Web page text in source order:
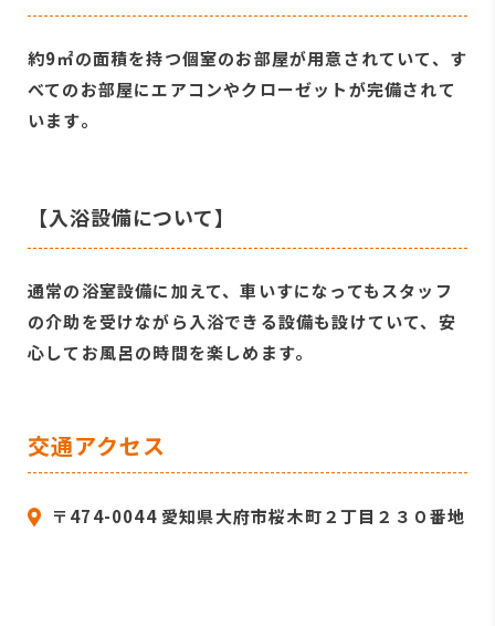
約9㎡の面積を持つ個室のお部屋が用意されていて、す
べてのお部屋にエアコンやクローゼットが完備されて
います。
【入浴設備について】
通常の浴室設備に加えて、車いすになってもスタッフ
の介助を受けながら入浴できる設備も設けていて、安
心してお風呂の時間を楽しめます。
交通アクセス
〒474-0044 愛知県大府市桜木町２丁目２３０番地